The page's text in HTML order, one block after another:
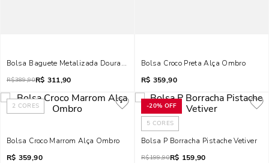
Bolsa Baguete Metalizada Dourada Alça Dupla
R$389,90R$ 311,90
Bolsa Croco Preta Alça Ombro
R$ 359,90
2 CORES
Bolsa Croco Marrom Alça Ombro
R$ 359,90
-20% OFF
5 CORES
Bolsa P Borracha Pistache Vetiver
R$199,90R$ 159,90